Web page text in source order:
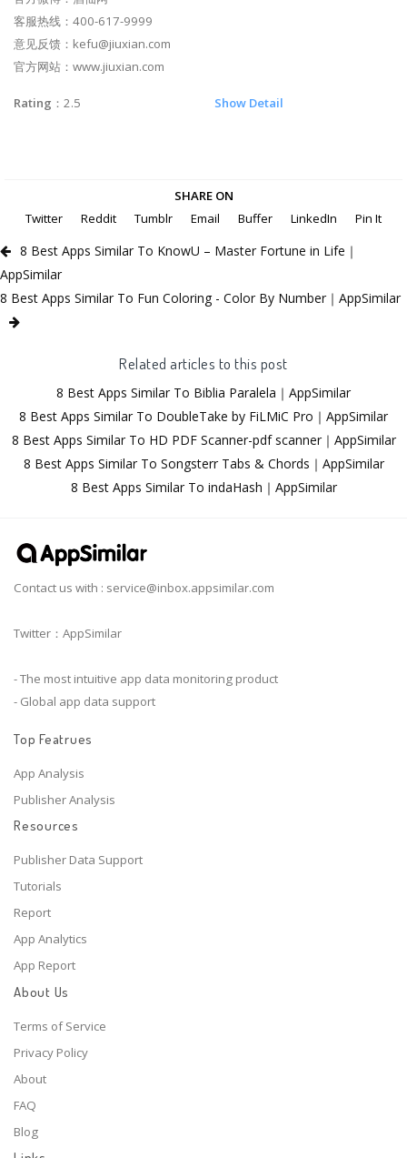
客服热线：400-617-9999
意见反馈： kefu@jiuxian.com
官方网站：www.jiuxian.com
Rating ：2.5 Show Detail
SHARE ON
Twitter
Reddit Tumblr Email Buffer LinkedIn Pin It
8 Best Apps Similar To KnowU – Master Fortune in Life｜
AppSimilar
8 Best Apps Similar To Fun Coloring - Color By Number｜AppSimilar
Related articles to this post
8 Best Apps Similar To Biblia Paralela｜AppSimilar
8 Best Apps Similar To DoubleTake by FiLMiC Pro｜AppSimilar
8 Best Apps Similar To HD PDF Scanner-pdf scanner｜AppSimilar
8 Best Apps Similar To Songsterr Tabs & Chords｜AppSimilar
8 Best Apps Similar To indaHash｜AppSimilar
Contact us with : service@inbox.appsimilar.com
Twitter：AppSimilar
- The most intuitive app data monitoring product
- Global app data support
Top Featrues
App Analysis
Publisher Analysis
Resources
Publisher Data Support
Tutorials
Report
App Analytics
App Report
About Us
Terms of Service
Privacy Policy
About
FAQ
Blog